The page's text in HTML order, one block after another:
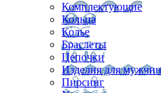
Комплектующие
Кольца
Колье
Браслеты
Цепочки
Изделия для мужчин
Пирсинг